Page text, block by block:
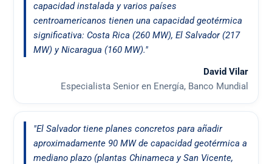
capacidad instalada y varios países
centroamericanos tienen una capacidad geotérmica
significativa: Costa Rica (260 MW), El Salvador (217
MW) y Nicaragua (160 MW)."
David Vilar
Especialista Senior en Energía, Banco Mundial
"El Salvador tiene planes concretos para añadir
aproximadamente 90 MW de capacidad geotérmica a
mediano plazo (plantas Chinameca y San Vicente,